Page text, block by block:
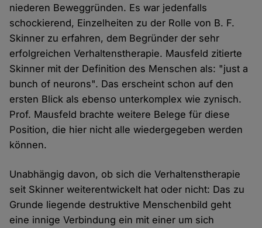
niederen Beweggründen. Es war jedenfalls
schockierend, Einzelheiten zu der Rolle von B. F.
Skinner zu erfahren, dem Begründer der sehr
erfolgreichen Verhaltenstherapie. Mausfeld zitierte
Skinner mit der Definition des Menschen als: "just a
bunch of neurons". Das erscheint schon auf den
ersten Blick als ebenso unterkomplex wie zynisch.
Prof. Mausfeld brachte weitere Belege für diese
Position, die hier nicht alle wiedergegeben werden
können.
Unabhängig davon, ob sich die Verhaltenstherapie
seit Skinner weiterentwickelt hat oder nicht: Das zu
Grunde liegende destruktive Menschenbild geht
eine innige Verbindung ein mit einer um sich